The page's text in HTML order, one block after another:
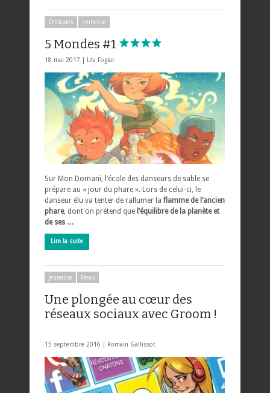
Critiques Jeunesse
5 Mondes #1
18 mai 2017 | Léa Foglar
Sur Mon Domani, l’école des danseurs de sable se
prépare au « jour du phare ». Lors de celui-ci, le
danseur élu va tenter de rallumer laflamme de l’ancien
phare, dont on prétend que l’équilibre de la planète et
de ses …
Lire la suite
Jeunesse News
Une plongée au cœur des
réseaux sociaux avec Groom !
15 septembre 2016 | Romain Gallissot